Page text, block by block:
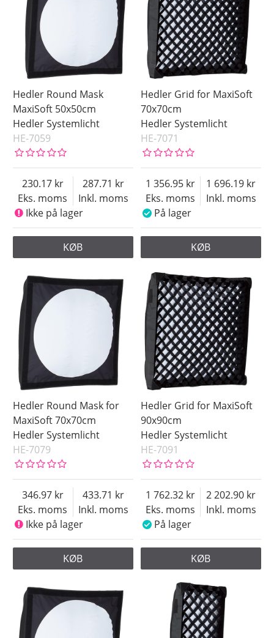
Hedler Round Mask
MaxiSoft 50x50cm
Hedler Systemlicht
HE-7059
Eks. moms
230.17
Inkl. moms
287.71
Ikke på lager
KØB
Hedler Grid for MaxiSoft
70x70cm
Hedler Systemlicht
HE-7071
Eks. moms
1 356.95
Inkl. moms
1 696.19
På lager
KØB
Hedler Round Mask for
MaxiSoft 70x70cm
Hedler Systemlicht
HE-7079
Eks. moms
346.97
Inkl. moms
433.71
Ikke på lager
KØB
Hedler Grid for MaxiSoft
90x90cm
Hedler Systemlicht
HE-7091
Eks. moms
1 762.32
Inkl. moms
2 202.90
På lager
KØB